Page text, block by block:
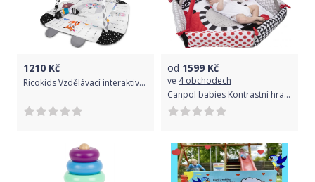
1210 Kč
Ricokids Vzdělávací interaktivní podložka 110 × 100 cm Boho
od 1599 Kč
ve 4 obchodech
Canpol babies Kontrastní hrací deka SENSORY